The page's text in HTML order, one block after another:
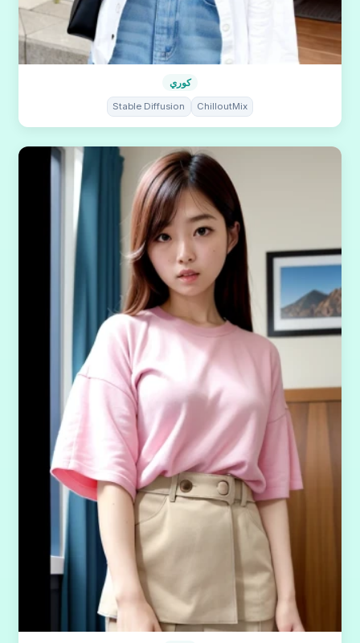
كوري
Stable Diffusion ChilloutMix